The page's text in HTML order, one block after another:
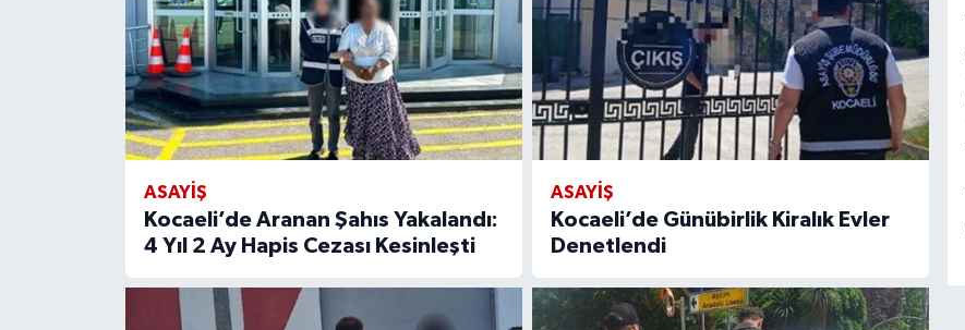
ASAYİŞ
Kocaeli’de Aranan Şahıs Yakalandı:
4 Yıl 2 Ay Hapis Cezası Kesinleşti
ASAYİŞ
Kocaeli’de Günübirlik Kiralık Evler
Denetlendi